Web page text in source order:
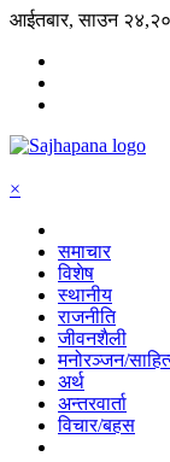
आईतबार, साउन
×
समाचार
विशेष
स्थानीय
राजनीति
जीवनशैली
मनोरञ्जन/
अर्थ
अन्तरवार्ता
विचार/बहस